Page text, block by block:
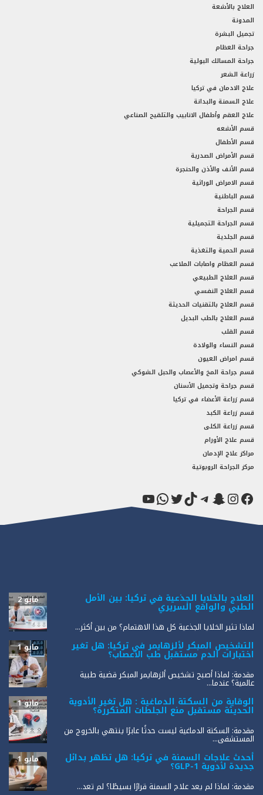
العلاج بالأشعة
المدونة
تجميل البشرة
جراحة العظام
جراحة المسالك البولية
زراعة الشعر
علاج الادمان في تركيا
علاج السمنة والبدانة
علاج العقم وأطفال الانابيب والتلقيح الصناعي
قسم الأشعه
قسم الأطفال
قسم الأمراض الصدرية
قسم الأنف والأذن والحنجرة
قسم الامراض الوراثية
قسم الباطنية
قسم الجراحة
قسم الجراحة التجميلية
قسم الجلدية
قسم الحمية والتغذية
قسم العظام واصابات الملاعب
قسم العلاج الطبيعي
قسم العلاج النفسي
قسم العلاج بالتقنيات الحديثة
قسم العلاج بالطب البديل
قسم القلب
قسم النساء والولادة
قسم امراض العيون
قسم جراحة المخ والأعصاب والحبل الشوكي
قسم جراحة وتجميل الأسنان
قسم زراعة الأعضاء في تركيا
قسم زراعة الكبد
قسم زراعة الكلى
قسم علاج الأورام
مراكز علاج الإدمان
مركز الجراحة الروبوتية
فيسبوك
إنستجرام
سناب شاتتيليجرام
تيك توكتويترواتساب
يوتيوب
العلاج بالخلايا الجذعية في تركيا: بين الأمل
الطبي والواقع السريري
مايو 2
لماذا تثير الخلايا الجذعية كل هذا الاهتمام؟ من بين أكثر...
التشخيص المبكر لألزهايمر في تركيا: هل تغير
اختبارات الدم مستقبل طب الأعصاب؟
مايو 1
مقدمة: لماذا أصبح تشخيص ألزهايمر المبكر قضية طبية
عالمية؟ عندما...
الوقاية من السكتة الدماغية : هل تغير الأدوية
الحديثة مستقبل منع الجلطات المتكررة؟
مايو 1
مقدمة: السكتة الدماغية ليست حدثًا عابرًا ينتهي بالخروج من
المستشفى...
أحدث علاجات السمنة في تركيا: هل تظهر بدائل
جديدة لأدوية GLP-1؟
مايو 1
مقدمة: لماذا لم يعد علاج السمنة قرارًا بسيطًا؟ لم تعد...